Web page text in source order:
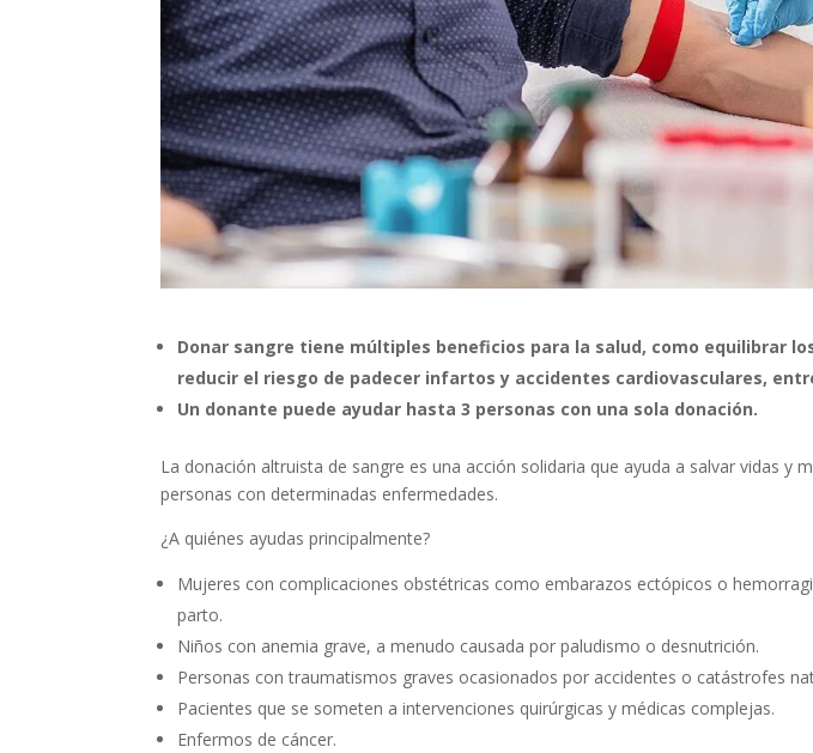
Donar sangre tiene múltiples beneficios para la salud, como equilibrar
reducir el riesgo de padecer infartos y accidentes cardiovasculares,
Un donante puede ayudar hasta 3 personas con una sola donación.
La donación altruista de sangre es una acción solidaria que ayuda a salvar vidas y
personas con determinadas enfermedades.
¿A quiénes ayudas principalmente?
Mujeres con complicaciones obstétricas como embarazos ectópicos o
parto.
Niños con anemia grave, a menudo causada por paludismo o desnutrición.
Personas con traumatismos graves ocasionados por accidentes o catástrofes
Pacientes que se someten a intervenciones quirúrgicas y médicas complejas.
Enfermos de cáncer.